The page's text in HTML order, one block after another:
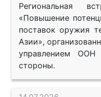
Региональная
«Повышение
поставок оружия
Азии»,
управлением ООН
стороны.